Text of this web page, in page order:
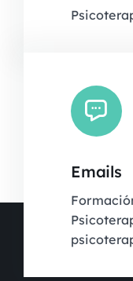
Emails